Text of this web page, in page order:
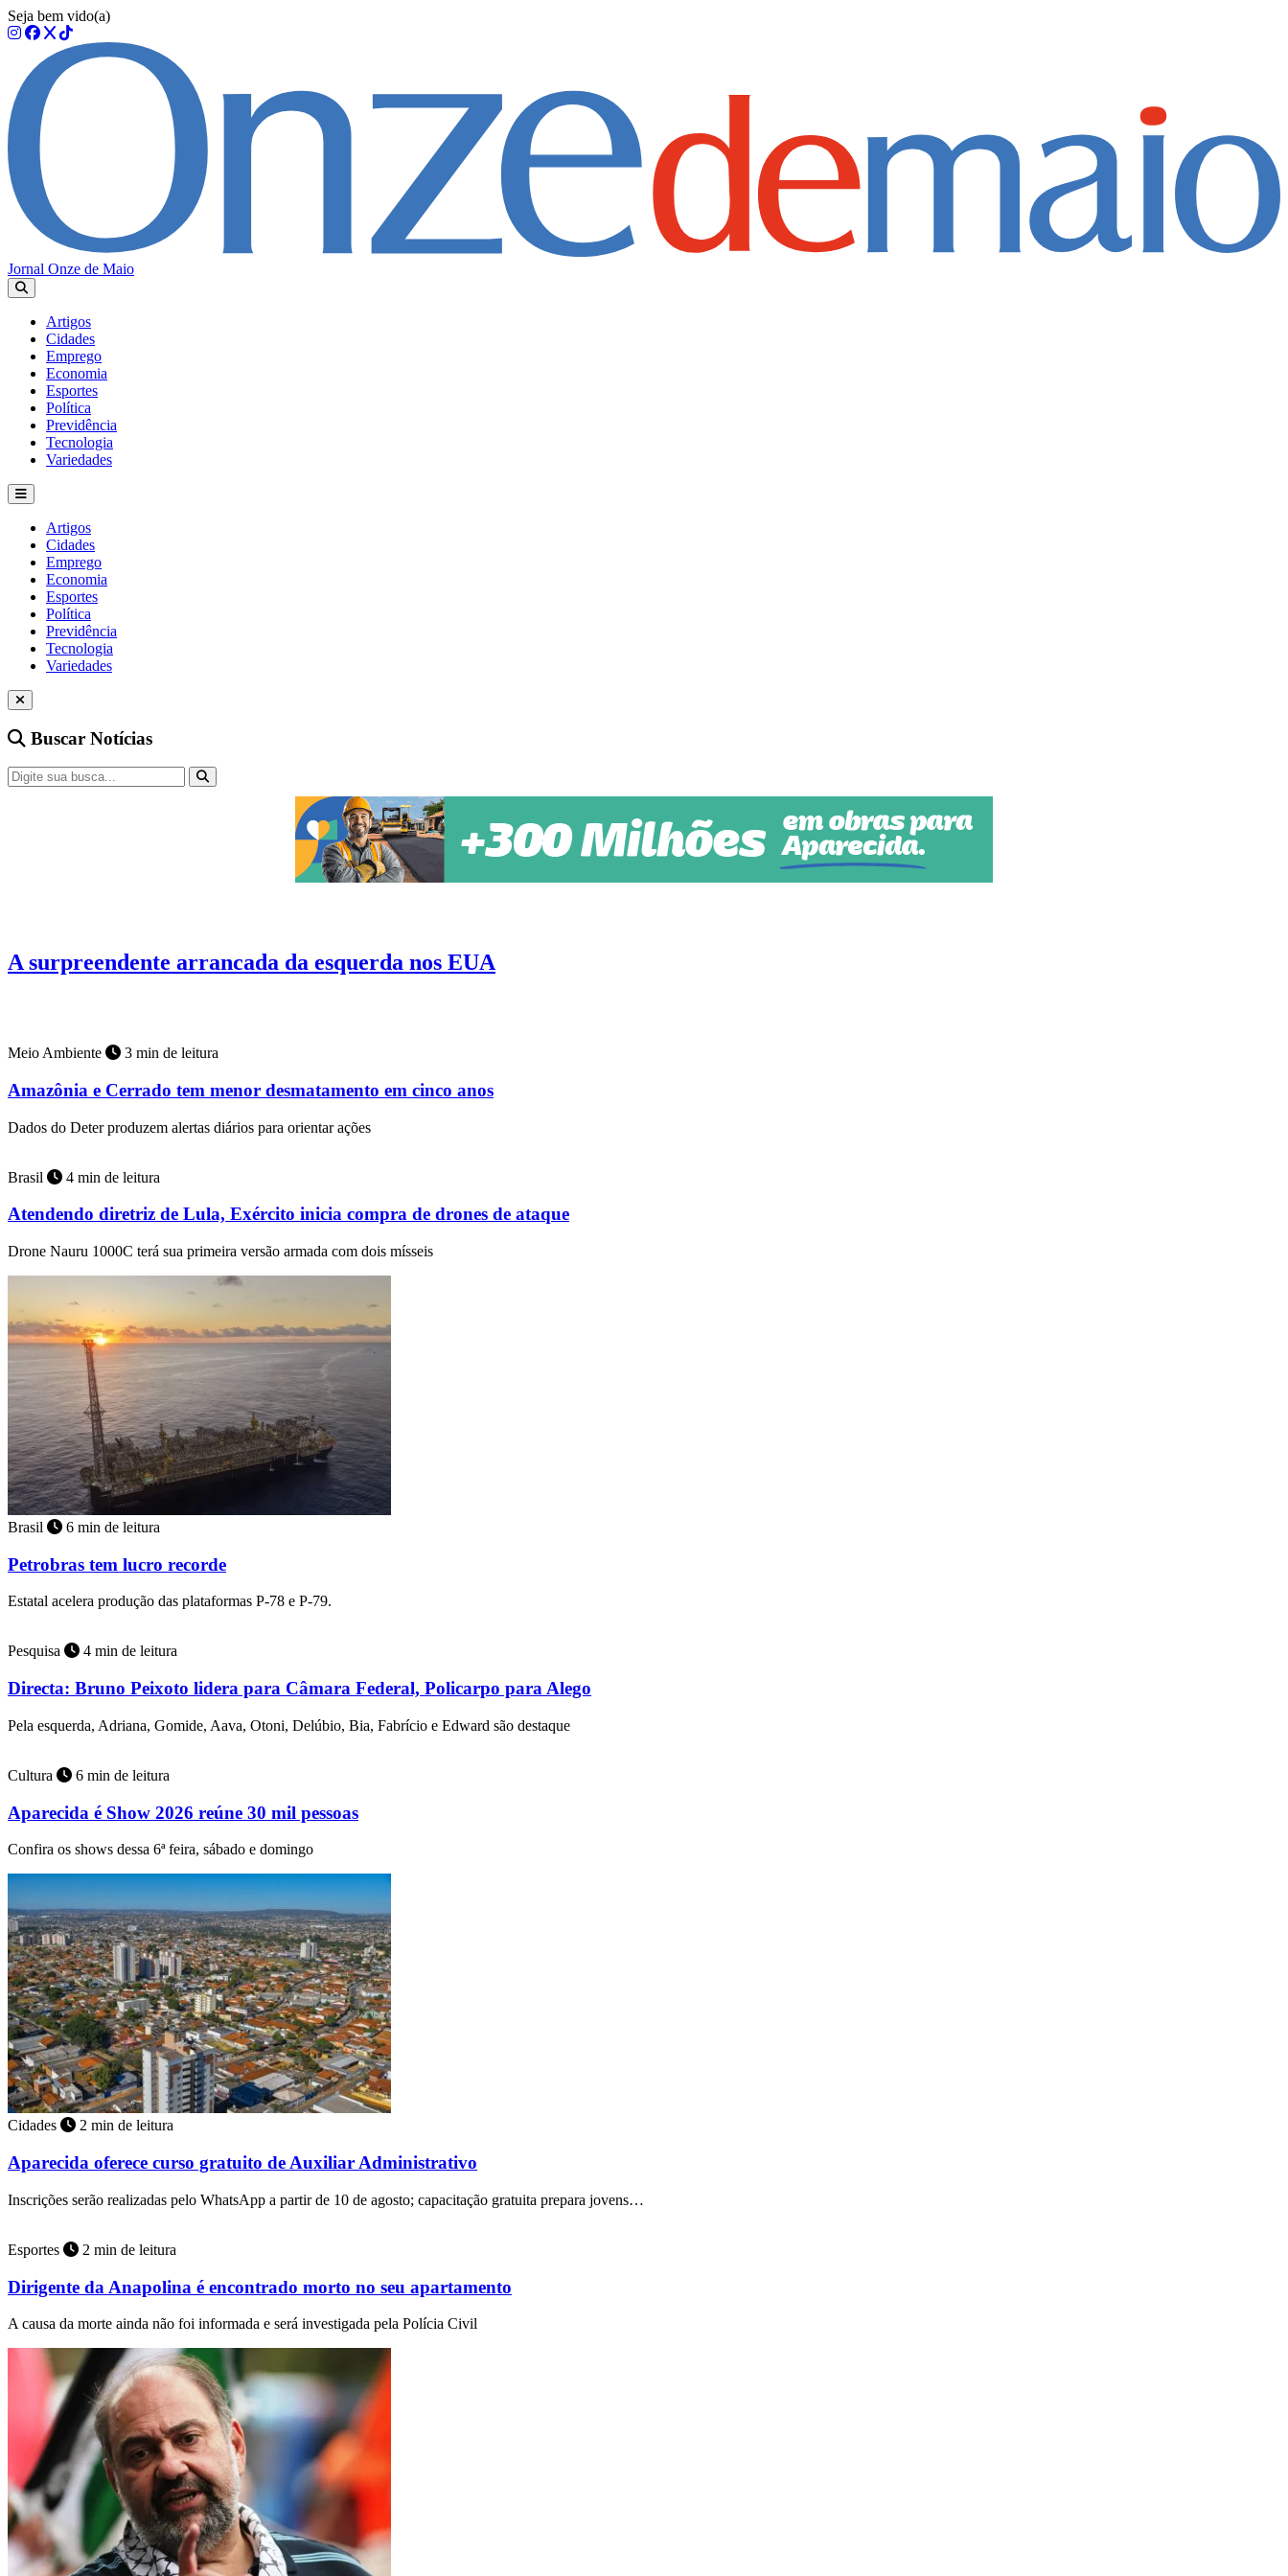
Seja bem vido(a)
Jornal Onze de Maio
Artigos
Cidades
Emprego
Economia
Esportes
Política
Previdência
Tecnologia
Variedades
Artigos
Cidades
Emprego
Economia
Esportes
Política
Previdência
Tecnologia
Variedades
Buscar Notícias
A surpreendente arrancada da esquerda nos EUA
Meio Ambiente 3 min de leitura
Amazônia e Cerrado tem menor desmatamento em cinco anos
Dados do Deter produzem alertas diários para orientar ações
Brasil 4 min de leitura
Atendendo diretriz de Lula, Exército inicia compra de drones de ataque
Drone Nauru 1000C terá sua primeira versão armada com dois mísseis
Brasil 6 min de leitura
Petrobras tem lucro recorde
Estatal acelera produção das plataformas P-78 e P-79.
Pesquisa 4 min de leitura
Directa: Bruno Peixoto lidera para Câmara Federal, Policarpo para Alego
Pela esquerda, Adriana, Gomide, Aava, Otoni, Delúbio, Bia, Fabrício e Edward são destaque
Cultura 6 min de leitura
Aparecida é Show 2026 reúne 30 mil pessoas
Confira os shows dessa 6ª feira, sábado e domingo
Cidades 2 min de leitura
Aparecida oferece curso gratuito de Auxiliar Administrativo
Inscrições serão realizadas pelo WhatsApp a partir de 10 de agosto; capacitação gratuita prepara jovens…
Esportes 2 min de leitura
Dirigente da Anapolina é encontrado morto no seu apartamento
A causa da morte ainda não foi informada e será investigada pela Polícia Civil